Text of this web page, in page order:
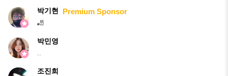
박기현 Premium Sponsor
🎳
박민영
..
조진희